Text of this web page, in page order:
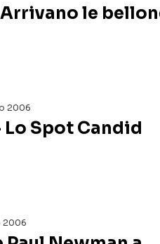
le
2006
Lo Spot Candid
2006